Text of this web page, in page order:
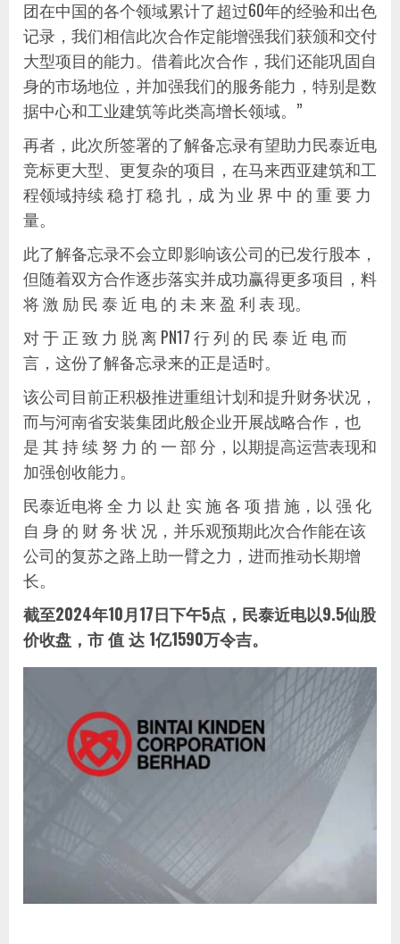
团在中国的各个领域累计了超过60年的经验和出色
记录，我们相信此次合作定能增强我们获颁和交付
大型项目的能力。借着此次合作，我们还能巩固自
身的市场地位，并加强我们的服务能力，特别是数
据中心和工业建筑等此类高增长领域。”
再者，此次所签署的了解备忘录有望助力民泰近电
竞标更大型、更复杂的项目，在马来西亚建筑和工
程领域持续 稳 打 稳 扎，成 为 业 界 中 的 重 要 力
量。
此了解备忘录不会立即影响该公司的已发行股本，
但随着双方合作逐步落实并成功赢得更多项目，料
将 激 励 民 泰 近 电 的 未 来 盈 利 表 现。
对 于 正 致 力 脱 离 PN17 行 列 的 民 泰 近 电 而
言，这份了解备忘录来的正是适时。
该公司目前正积极推进重组计划和提升财务状况，
而与河南省安装集团此般企业开展战略合作，也
是 其 持 续 努 力 的 一 部 分，以期提高运营表现和
加强创收能力。
民泰近电将 全 力 以 赴 实 施 各 项 措 施，以 强 化
自 身 的 财 务 状 况，并乐观预期此次合作能在该
公司的复苏之路上助一臂之力，进而推动长期增
长。
截至2024年10月17日下午5点，民泰近电以9.5仙股
价收盘，市 值 达 1亿1590万令吉。